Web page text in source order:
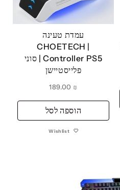
עמדת טעינה
CHOETECH |
Controller PS5 | סוני
פלייסטיישן
₪
הוספה לסל
Wishlist